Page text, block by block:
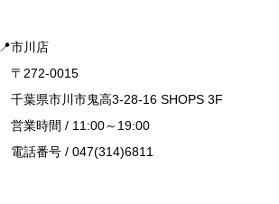
📍市川店
〒272-0015
千葉県市川市鬼高3-28-16 SHOPS 3F
営業時間 / 11:00～19:00
電話番号 / 047(314)6811